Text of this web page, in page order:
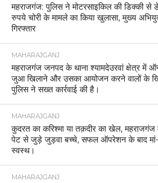
महराजगंज: पुलिस ने मोटरसाइकिल की डिक्की से
रुपये चोरी के मामले का किया खुलासा, मुख्य
गिरफ्तार
MAHARAJGANJ
महराजगंज जनपद के थाना श्यामदेउरवां क्षेत्र में
जुआ खिलाने और उसका आयोजन करने वालों के
पुलिस ने सख्त कार्रवाई की है।
MAHARAJGANJ
कुदरत का करिश्मा या तक़दीर का खेल, महराजगंज
पेट से जुड़े जुड़वा बच्चे, सफल ऑपरेशन के बाद
स्वस्थ।
MAHARAJGANJ